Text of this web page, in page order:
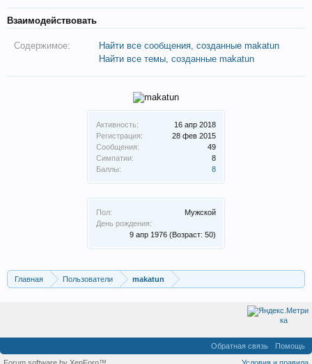
Активность:
16 апр 2018
Регистрация:
28 фев 2015
Сообщения:
49
Симпатии:
8
Баллы:
8
Пол:
Мужской
День рождения:
9 апр 1976 (Возраст: 50)
Взаимодействовать
Содержимое:
Найти все сообщения, созданные makatun
Найти все темы, созданные makatun
Главная Пользователи makatun
Обратная связь
Помощь